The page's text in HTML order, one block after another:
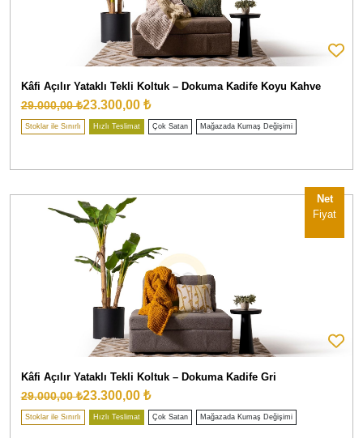
Kâfi Açılır Yataklı Tekli Koltuk – Dokuma Kadife Koyu Kahve
29.000,00 ₺23.300,00 ₺
Stoklar ile Sınırlı Hızlı Teslimat Çok Satan Mağazada Kumaş Değişimi
Net
Fiyat
Kâfi Açılır Yataklı Tekli Koltuk – Dokuma Kadife Gri
29.000,00 ₺23.300,00 ₺
Stoklar ile Sınırlı Hızlı Teslimat Çok Satan Mağazada Kumaş Değişimi